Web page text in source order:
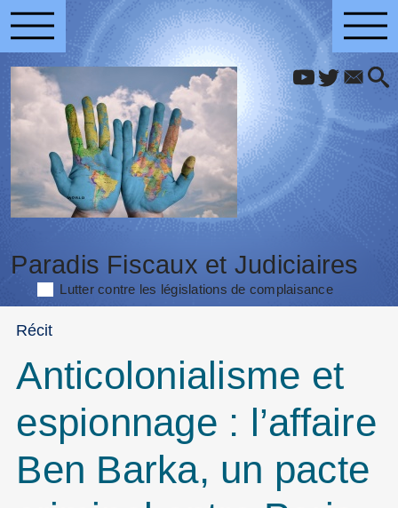
Paradis Fiscaux et Judiciaires
Lutter contre les législations de complaisance
Récit
Anticolonialisme et
espionnage : l’affaire
Ben Barka, un pacte